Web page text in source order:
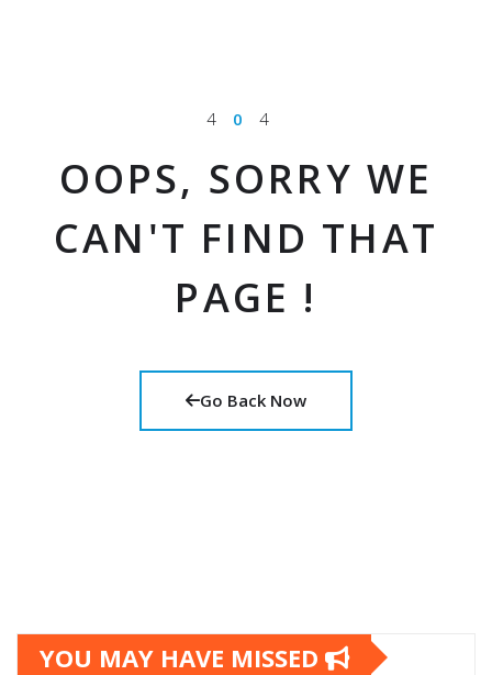
4 0 4
OOPS, SORRY WE
CAN'T FIND THAT
PAGE !
Go Back Now
YOU MAY HAVE MISSED